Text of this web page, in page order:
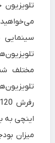
می‌خواهید
اینچی به
میزان